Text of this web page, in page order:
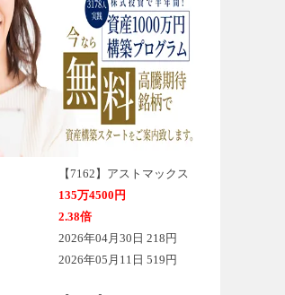
【7162】アストマックス
135万4500円
2.38倍
2026年04月30日 218円
2026年05月11日 519円